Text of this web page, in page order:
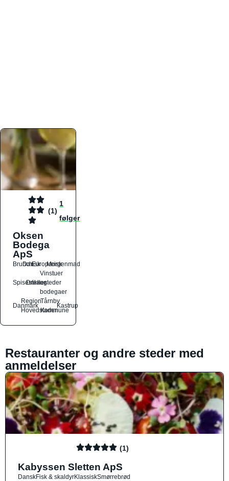
(1)
1
følger
Oksen
Bodega
ApS
Brunch
DanskEuropæiskMorgenmad
Spisesteder
Drikkesteder
Vinstuer
og
bodegaer
Danmark
Region
Hovedstaden
Tårnby
Kommune
Kastrup
Restauranter og andre steder med
anmeldelser
(1)
Kabyssen Sletten ApS
DanskFisk & skaldyrKlassiskSmørrebrød